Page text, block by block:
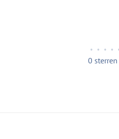
• • • •
0